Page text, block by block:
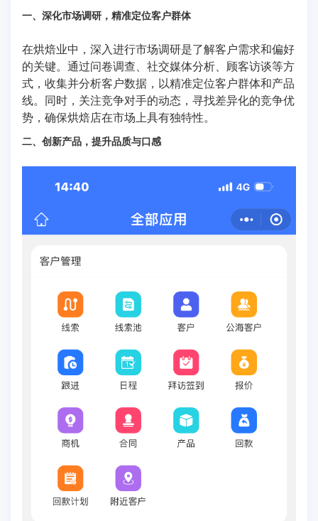
一、深化市场调研，精准定位客户群体
在烘焙业中，深入进行市场调研是了解客户需求和偏好
的关键。通过问卷调查、社交媒体分析、顾客访谈等方
式，收集并分析客户数据，以精准定位客户群体和产品
线。同时，关注竞争对手的动态，寻找差异化的竞争优
势，确保烘焙店在市场上具有独特性。
二、创新产品，提升品质与口感